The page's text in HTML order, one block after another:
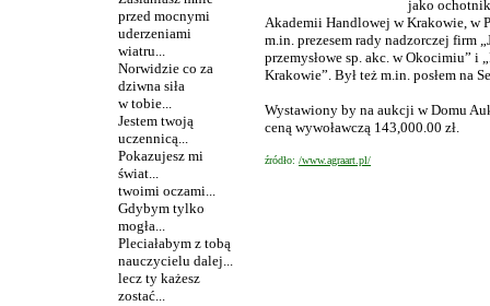
przed mocnymi
uderzeniami
wiatru...
Norwidzie co za
dziwna siła
w tobie...
Jestem twoją
uczennicą...
Pokazujesz mi
świat...
twoimi oczami...
Gdybym tylko
mogła...
Pleciałabym z tobą
nauczycielu dalej...
lecz ty każesz
zostać...
jako
Akademii Handlowej w Krakowie, w
m.in. prezesem rady nadzorczej firm
przemysłowe sp. akc. w Okocimiu” i
Krakowie”. Był też m.in. posłem na
Wystawiony by na aukcji w Domu
ceną wywoławczą 143,000.00 zł.
źródło: /www.agraart.pl/